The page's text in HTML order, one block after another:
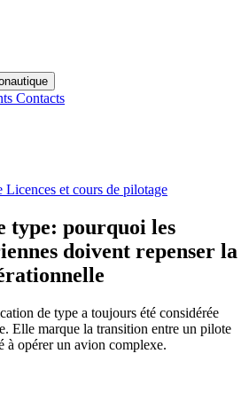
Contacts
Licences et cours de pilotage
type: pourquoi les
doivent repenser la
de type a toujours été considérée
Elle marque la transition entre un pilote
à opérer un avion complexe.